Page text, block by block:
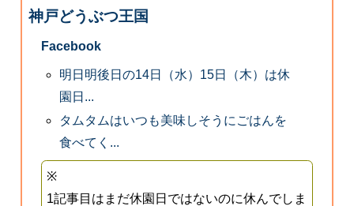
神戸どうぶつ王国
Facebook
明日明後日の14日（水）15日（木）は休
園日...
タムタムはいつも美味しそうにごはんを
食べてく...
※
1記事目はまだ休園日ではないのに休んでしま